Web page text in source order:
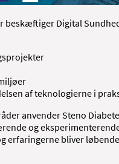
beskæftiger Digital
af teknologierne i
anvender Steno
og
erfaringerne bliver